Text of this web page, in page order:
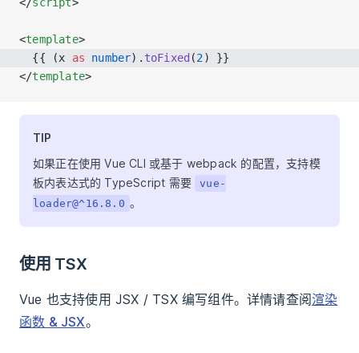
<template>
  {{ (x
as number). toFixed (2 ) }}
</template>
TIP
如果正在使用 Vue CLI 或基于 webpack 的配置，支持模
板内表达式的 TypeScript 需要
vue-
loader@^16.8.0 。
使用 TSX
Vue 也支持使用 JSX / TSX 编写组件。详情请查阅渲染
函数 & JSX。